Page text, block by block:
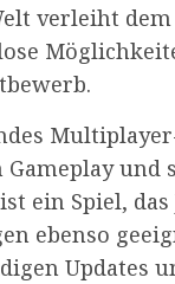
verleiht
Gameplay und
ein Spiel,
ebenso
Updates